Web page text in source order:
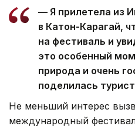
— Я прилетела из
в Катон-Карагай,
на фестиваль и
это особенный
природа и очень
поделилась
Не меньший интерес
международный